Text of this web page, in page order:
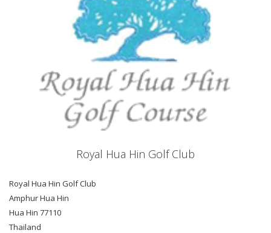
Royal Hua Hin Golf Club
Royal Hua Hin Golf Club
Amphur Hua Hin
Hua Hin 77110
Thailand